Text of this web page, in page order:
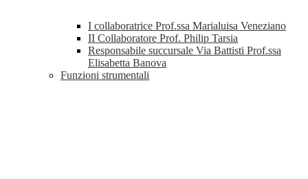
I collaboratrice Prof.ssa Marialuisa Veneziano
II Collaboratore Prof. Philip Tarsia
Responsabile succursale Via Battisti Prof.ssa
Elisabetta Banova
Funzioni strumentali